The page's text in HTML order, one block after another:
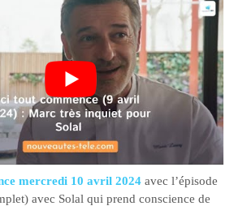
mercredi 10 avril 2024 avec l’épisode
avec Solal qui prend conscience de